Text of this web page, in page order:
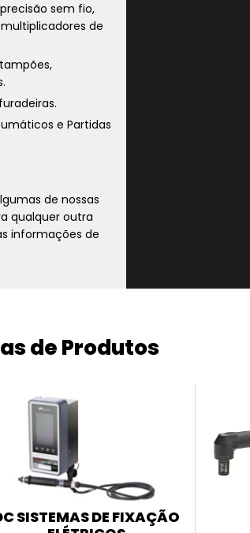
sem fio,
de
e Partidas
de nossas
qualquer outra
informações de
de Produtos
SISTEMAS DE FIXAÇÃO